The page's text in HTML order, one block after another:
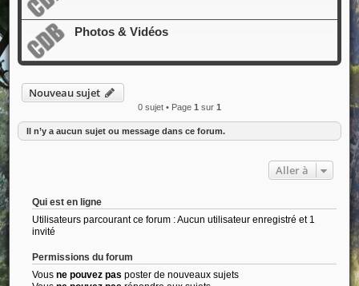
Photos & Vidéos
Nouveau sujet
0 sujet • Page 1 sur 1
Il n’y a aucun sujet ou message dans ce forum.
Aller à
Qui est en ligne
Utilisateurs parcourant ce forum : Aucun utilisateur enregistré et 1
invité
Permissions du forum
Vous ne pouvez pas poster de nouveaux sujets